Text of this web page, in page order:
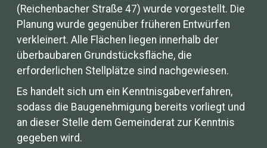
(Reichenbacher Straße 47) wurde vorgestellt. Die
Planung wurde gegenüber früheren Entwürfen
verkleinert. Alle Flächen liegen innerhalb der
überbaubaren Grundstücksfläche, die
erforderlichen Stellplätze sind nachgewiesen.
Es handelt sich um ein Kenntnisgabeverfahren,
sodass die Baugenehmigung bereits vorliegt und
an dieser Stelle dem Gemeinderat zur Kenntnis
gegeben wird.